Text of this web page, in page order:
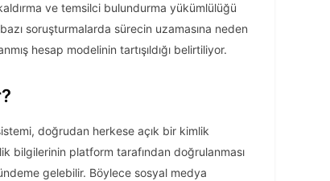
ve temsilci bulundurma yükümlülüğü
soruşturmalarda sürecin uzamasına neden
hesap modelinin tartışıldığı belirtiliyor.
doğrudan herkese açık bir kimlik
bilgilerinin platform tarafından doğrulanması
gelebilir. Böylece sosyal medya